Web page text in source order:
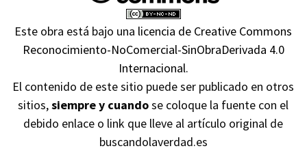
Este obra está bajo una licencia de Creative Commons
Reconocimiento-NoComercial-SinObraDerivada 4.0
Internacional.
El contenido de este sitio puede ser publicado en otros
sitios,siempre y cuandose coloque la fuente con el
debido enlace o link que lleve al artículo original de
buscandolaverdad.es